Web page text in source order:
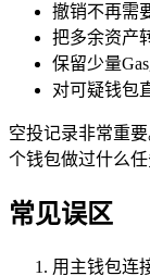
撤销不再需
把多余资产
保留少量
对可疑钱包
空投记录非常重
个钱包做过什么任
常见误区
用主钱包连